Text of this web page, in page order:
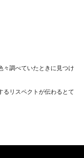
々調べていたときに見つけ
るリスペクトが伝わるとて